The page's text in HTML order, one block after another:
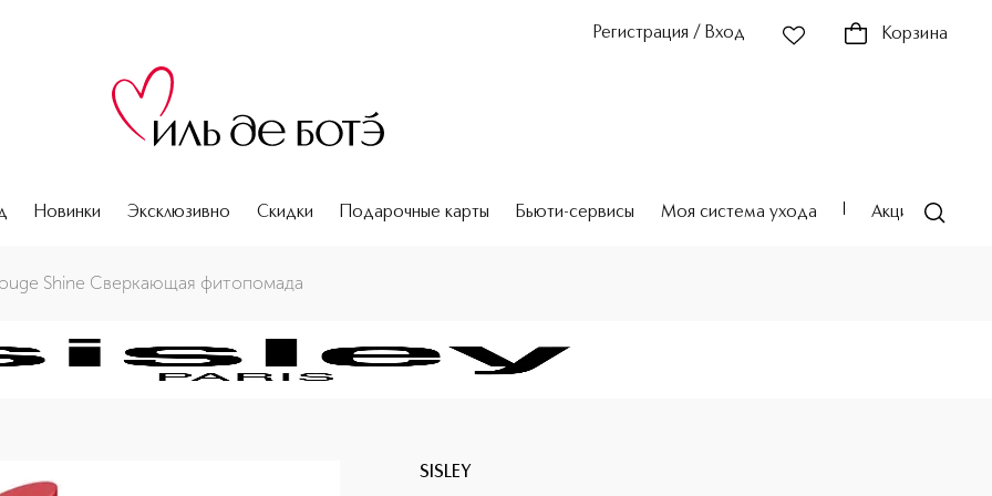
Регистрация / Вход Корзина
Новинки Эксклюзивно Скидки Подарочные карты Бьюти-сервисы Моя система ухода Акции
Shine Сверкающая фитопомада
SISLEY